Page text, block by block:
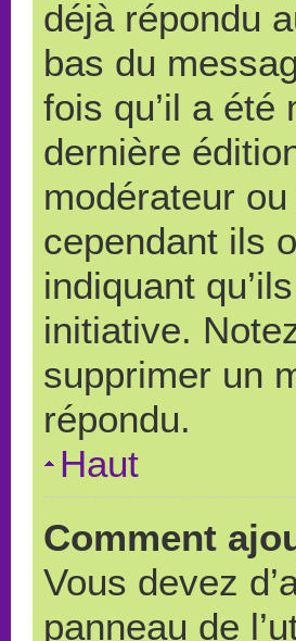
déjà répondu
bas du
fois qu’il a été
dernière
modérateur
cependant ils
indiquant
initiative.
supprimer un
répondu.
Haut
Comment
Vous devez
panneau de